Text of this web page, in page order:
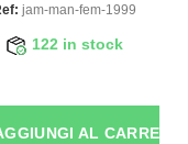
jam-man-fem-1999
122 in stock
AL